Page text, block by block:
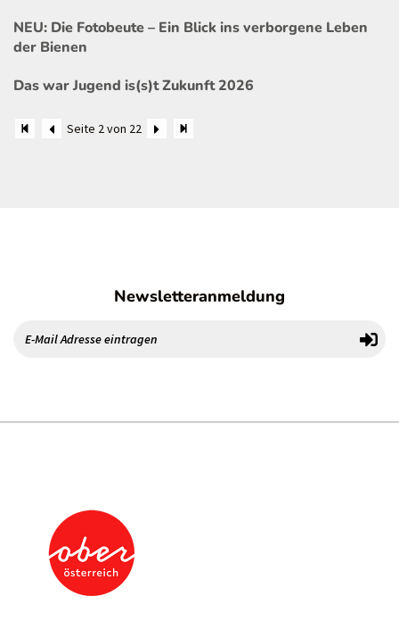
NEU: Die Fotobeute – Ein Blick ins verborgene Leben
der Bienen
Das war Jugend is(s)t Zukunft 2026
Seite 2 von 22
Newsletteranmeldung